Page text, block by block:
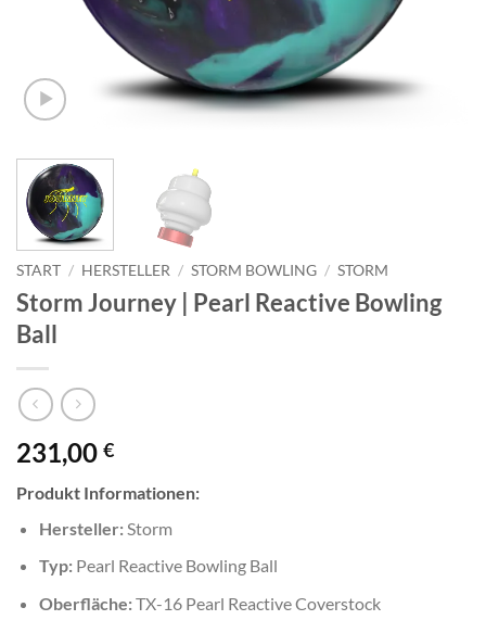
START / HERSTELLER / STORM BOWLING / STORM
Storm Journey | Pearl Reactive Bowling
Ball
231,00 €
Produkt Informationen:
Hersteller:Storm
Typ:Pearl Reactive Bowling Ball
Oberfläche:TX-16 Pearl Reactive Coverstock